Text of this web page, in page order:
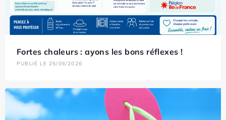
Fortes chaleurs : ayons les bons réflexes !
PUBLIÉ LE 25/06/2026